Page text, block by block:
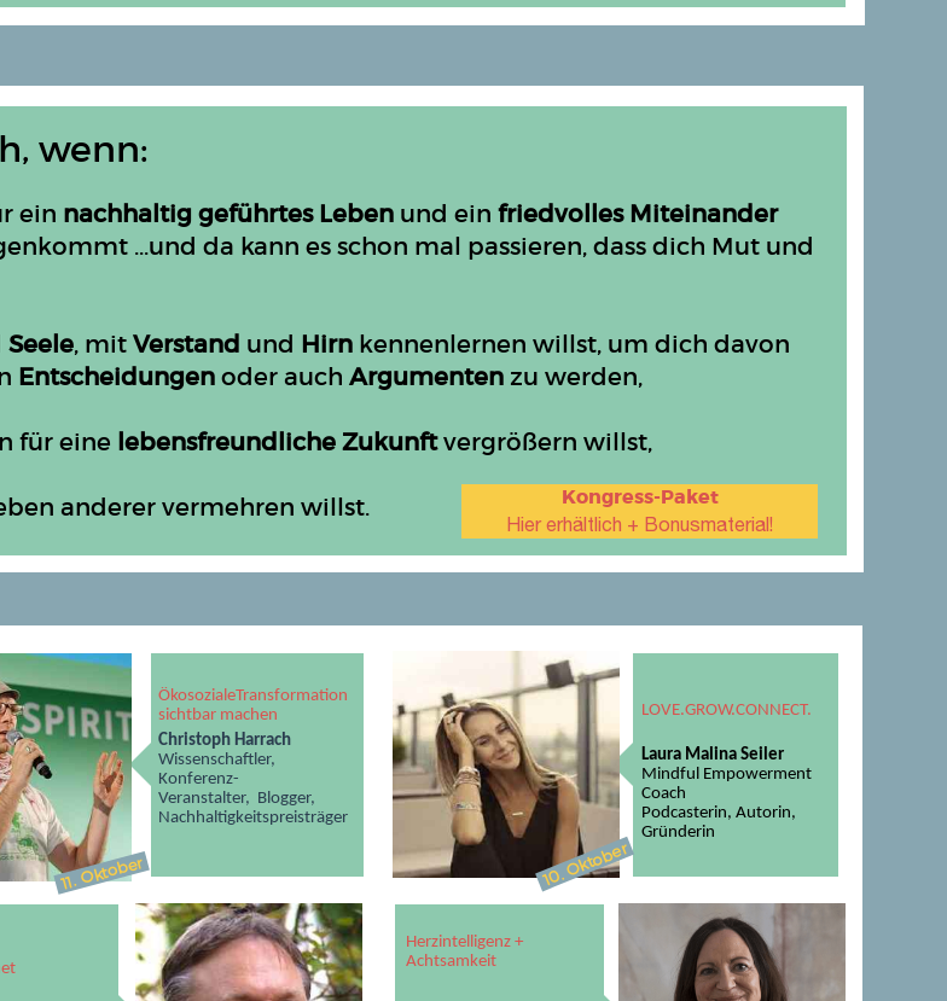
wenn:
ein nachhaltig geführtes Lebenund ein friedvolles Miteinander
...und da kann es schon mal passieren, dass dich Mut und
Seele, mit Verstand und Hirn kennenlernen willst, um dich davon
Entscheidungen oder auch Argumenten zu werden,
für eine lebensfreundliche Zukunftvergrößern willst,
anderer vermehren willst. Kongress-Paket
Hier erhältlich + Bonusmaterial!
ÖkosozialeTransformation
sichtbar machen
Christoph Harrach
Wissenschaftler,
Konferenz-
Veranstalter, Blogger,
Nachhaltigkeitspreisträger
LOVE.GROW.CONNECT.
Laura Malina Seiler
Mindful Empowerment
Coach
Podcasterin, Autorin,
Gründerin
Herzintelligenz +
Achtsamkeit
11.Oktober 10. Oktober